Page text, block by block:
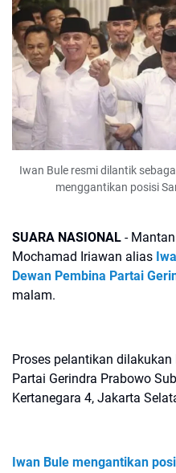
Iwan Bule resmi dilantik
menggantikan posisi
SUARA NASIONAL -
Mochamad Iriawan alias
Dewan Pembina Partai
malam.
Proses pelantikan
Partai Gerindra Prabowo
Kertanegara 4, Jakarta
Iwan Bule mengantikan